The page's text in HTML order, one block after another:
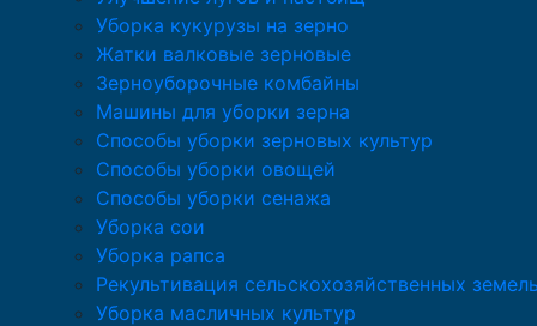
Уборка кукурузы на зерно
Жатки валковые зерновые
Зерноуборочные комбайны
Машины для уборки зерна
Способы уборки зерновых культур
Способы уборки овощей
Способы уборки сенажа
Уборка сои
Уборка рапса
Рекультивация сельскохозяйственных
Уборка масличных культур